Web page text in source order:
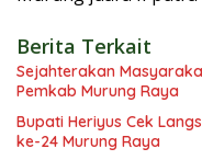
Berita Terkait
Sejahterakan
Pemkab Murung Raya
Bupati Heriyus Cek
ke-24 Murung Raya